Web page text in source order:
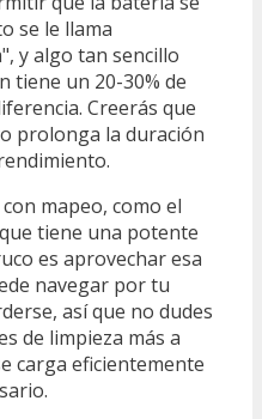
se le llama
y algo tan sencillo
tiene un 20-30% de
Creerás que
prolonga la duración
mapeo, como el
tiene una potente
es aprovechar esa
navegar por tu
así que no dudes
de limpieza más a
carga eficientemente